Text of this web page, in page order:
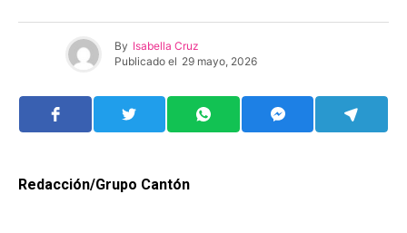
By Isabella Cruz
Publicado el 29 mayo, 2026
Redacción/Grupo Cantón